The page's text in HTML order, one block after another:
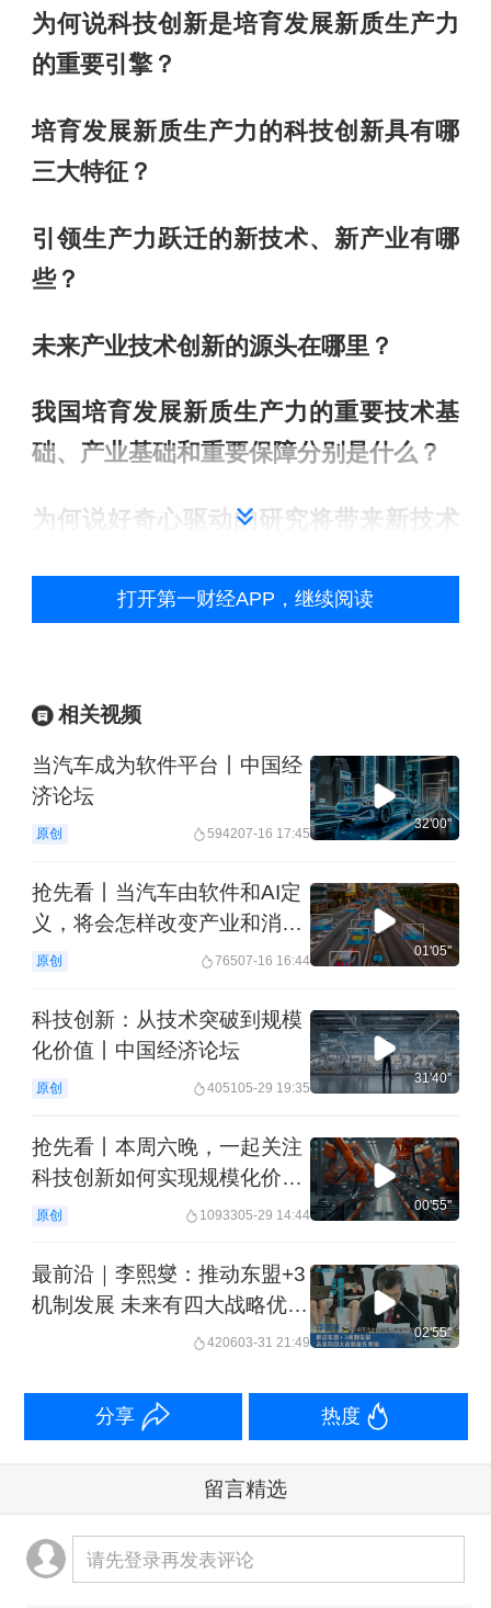
为何说科技创新是培育发展新质生产力
的重要引擎？
培育发展新质生产力的科技创新具有哪
三大特征？
引领生产力跃迁的新技术、新产业有哪
些？
未来产业技术创新的源头在哪里？
我国培育发展新质生产力的重要技术基
础、产业基础和重要保障分别是什么？
为何说好奇心驱动的研究将带来新技术
科技创新如何才能成功并蓬勃发展？
题？
国际学术交流会议对推动科研发展具有
怎样的重要性？
科技创新“独木难支”，如何加强跨国界
流动性协作和互动交流？
本期嘉宾主要观点：
白春礼
中国科学院院士 中国科学院原院长
1.科技创新是培育发展新质生产力的重
要引擎
打开第一财经APP，继续阅读
相关视频
当汽车成为软件平台丨中国经
济论坛
原创 594207-16 17:45
32'00''
抢先看丨当汽车由软件和AI定
义，将会怎样改变产业和消费
的利益格局？丨中国经济论坛
原创 76507-16 16:44
01'05''
科技创新：从技术突破到规模
化价值丨中国经济论坛
原创 405105-29 19:35
31'40''
抢先看丨本周六晚，一起关注
科技创新如何实现规模化价值
兑现丨中国经济论坛
原创 1093305-29 14:44
00'55''
最前沿｜李熙燮：推动东盟+3
机制发展 未来有四大战略优先
事项｜中国经济论坛420603-31 21:49
02'55''
分享 热度
留言精选
请先登录再发表评论